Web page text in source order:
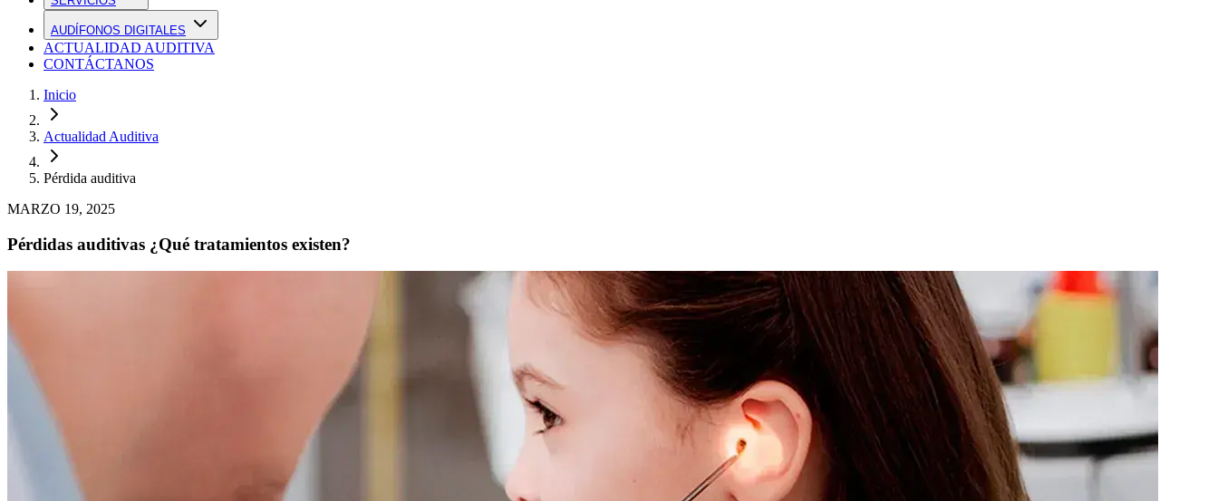
AUDÍFONOS DIGITALES
ACTUALIDAD AUDITIVA
CONTÁCTANOS
Inicio
Actualidad Auditiva
Pérdida auditiva
MARZO 19, 2025
Pérdidas auditivas ¿Qué tratamientos existen?